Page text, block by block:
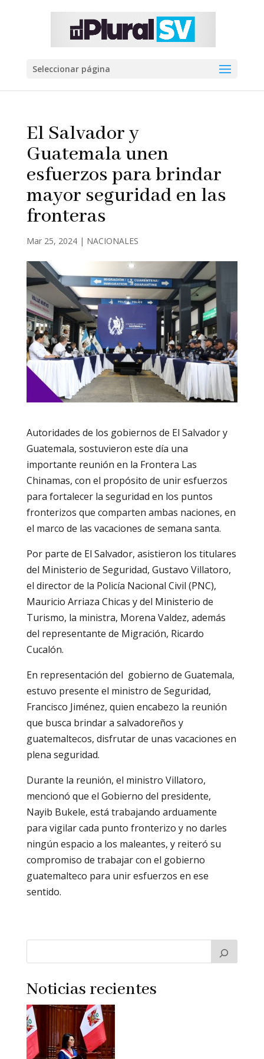
Seleccionar página
El Salvador y
Guatemala unen
esfuerzos para brindar
mayor seguridad en las
fronteras
Mar 25, 2024| NACIONALES
Autoridades de los gobiernos de El Salvador y
Guatemala, sostuvieron este día una
importante reunión en la Frontera Las
Chinamas, con el propósito de unir esfuerzos
para fortalecer la seguridad en los puntos
fronterizos que comparten ambas naciones, en
el marco de las vacaciones de semana santa.
Por parte de El Salvador, asistieron los titulares
del Ministerio de Seguridad, Gustavo Villatoro,
el director de la Policía Nacional Civil (PNC),
Mauricio Arriaza Chicas y del Ministerio de
Turismo, la ministra, Morena Valdez, además
del representante de Migración, Ricardo
Cucalón.
En representación del gobierno de Guatemala,
estuvo presente el ministro de Seguridad,
Francisco Jiménez, quien encabezo la reunión
que busca brindar a salvadoreños y
guatemaltecos, disfrutar de unas vacaciones en
plena seguridad.
Durante la reunión, el ministro Villatoro,
mencionó que el Gobierno del presidente,
Nayib Bukele, está trabajando arduamente
para vigilar cada punto fronterizo y no darles
ningún espacio a los maleantes, y reiteró su
compromiso de trabajar con el gobierno
guatemalteco para unir esfuerzos en ese
sentido.
Noticias recientes